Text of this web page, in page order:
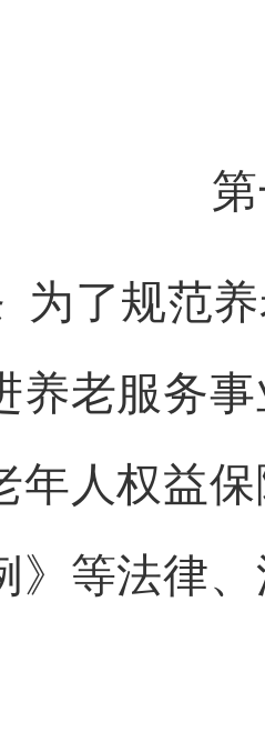
为了规范
养老服务
年人权益
》等法律